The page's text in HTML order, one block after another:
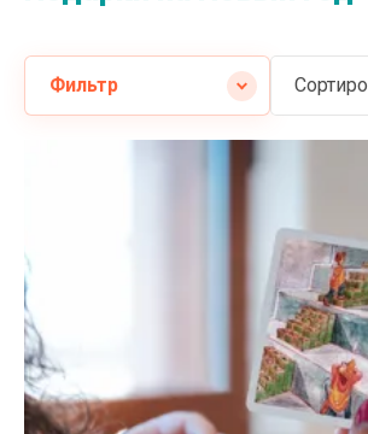
Фильтр
Самые
Самые
Название
Название